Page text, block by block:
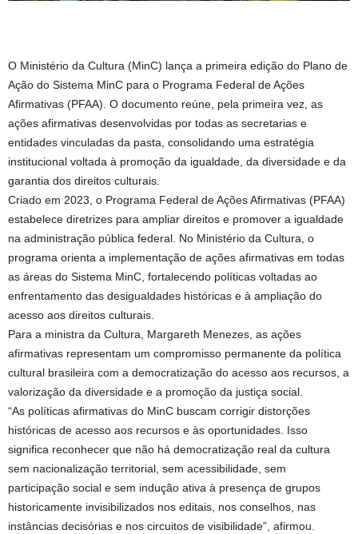
O Ministério da Cultura (MinC) lança a primeira edição do Plano de
Ação do Sistema MinC para o Programa Federal de Ações
Afirmativas (PFAA). O documento reúne, pela primeira vez, as
ações afirmativas desenvolvidas por todas as secretarias e
entidades vinculadas da pasta, consolidando uma estratégia
institucional voltada à promoção da igualdade, da diversidade e da
garantia dos direitos culturais.
Criado em 2023, o Programa Federal de Ações Afirmativas (PFAA)
estabelece diretrizes para ampliar direitos e promover a igualdade
na administração pública federal. No Ministério da Cultura, o
programa orienta a implementação de ações afirmativas em todas
as áreas do Sistema MinC, fortalecendo políticas voltadas ao
enfrentamento das desigualdades históricas e à ampliação do
acesso aos direitos culturais.
Para a ministra da Cultura, Margareth Menezes, as ações
afirmativas representam um compromisso permanente da política
cultural brasileira com a democratização do acesso aos recursos, a
valorização da diversidade e a promoção da justiça social.
“As políticas afirmativas do MinC buscam corrigir distorções
históricas de acesso aos recursos e às oportunidades. Isso
significa reconhecer que não há democratização real da cultura
sem nacionalização territorial, sem acessibilidade, sem
participação social e sem indução ativa à presença de grupos
historicamente invisibilizados nos editais, nos conselhos, nas
instâncias decisórias e nos circuitos de visibilidade”, afirmou.